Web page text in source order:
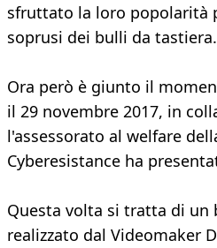
sfruttato la loro popolarità
soprusi dei bulli da tastiera.
Ora però è giunto il
il 29 novembre 2017, in
l'assessorato al welfare
Cyberesistance ha
Questa volta si tratta di un
realizzato dal Videomaker